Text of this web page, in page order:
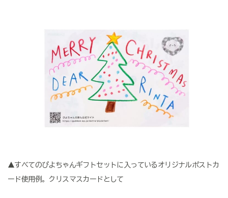
▲すべてのぴよちゃんギフトセットに入っているオリジナルポストカ
ード使用例。クリスマスカードとして